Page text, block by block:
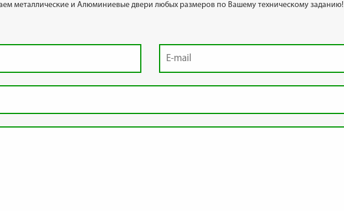
металлические и Алюминиевые двери любых размеров по Вашему техническому заданию!